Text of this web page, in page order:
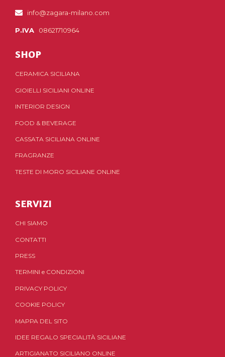
info@zagara-milano.com
P.IVA 08621710964
SHOP
CERAMICA SICILIANA
GIOIELLI SICILIANI ONLINE
INTERIOR DESIGN
FOOD & BEVERAGE
CASSATA SICILIANA ONLINE
FRAGRANZE
TESTE DI MORO SICILIANE ONLINE
SERVIZI
CHI SIAMO
CONTATTI
PRESS
TERMINI e CONDIZIONI
PRIVACY POLICY
COOKIE POLICY
MAPPA DEL SITO
IDEE REGALO SPECIALITÀ SICILIANE
ARTIGIANATO SICILIANO ONLINE